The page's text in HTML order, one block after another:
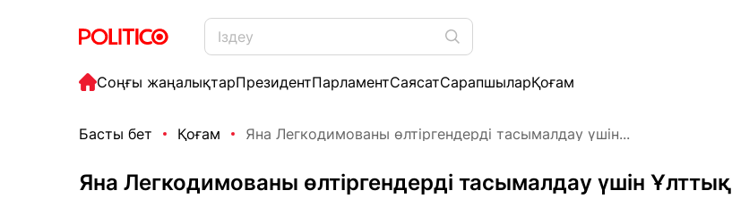
Соңғы жаңалықтарПрезидентПарламентСаясатСарапшыларҚоғам
Басты бет Қоғам Яна Легкодимованы өлтіргендерді тасымалдау үшін...
Яна Легкодимованы өлтіргендерді тасымалдау үшін Ұлттық